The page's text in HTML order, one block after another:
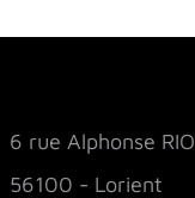
6 rue Alphonse RIO
56100 - Lorient